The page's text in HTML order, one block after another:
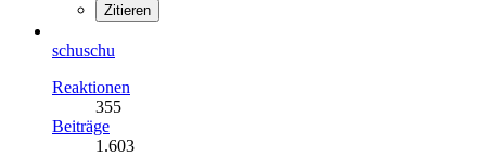
Zitieren
schuschu
Reaktionen
355
Beiträge
1.603